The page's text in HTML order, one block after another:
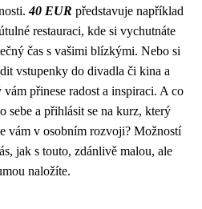
40 EUR představuje například
restauraci, kde si vychutnáte
čas s vašimi blízkými. Nebo si
vstupenky do divadla či kina a
přinese radost a inspiraci. A co
sebe a přihlásit se na kurz, který
vám v osobním rozvoji? Možností
jak s touto, zdánlivě malou, ale
naložíte.